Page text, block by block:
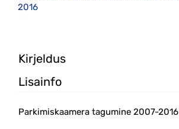
2016
Kirjeldus
Lisainfo
Parkimiskaamera tagumine 2007-2016